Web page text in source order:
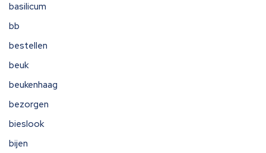
basilicum
bb
bestellen
beuk
beukenhaag
bezorgen
bieslook
bijen